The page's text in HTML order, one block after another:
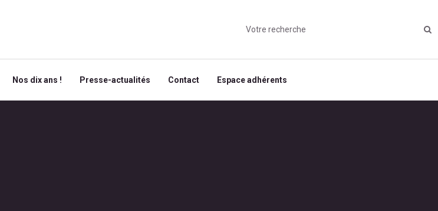
Nos dix ans ! Presse-actualités Contact Espace adhérents